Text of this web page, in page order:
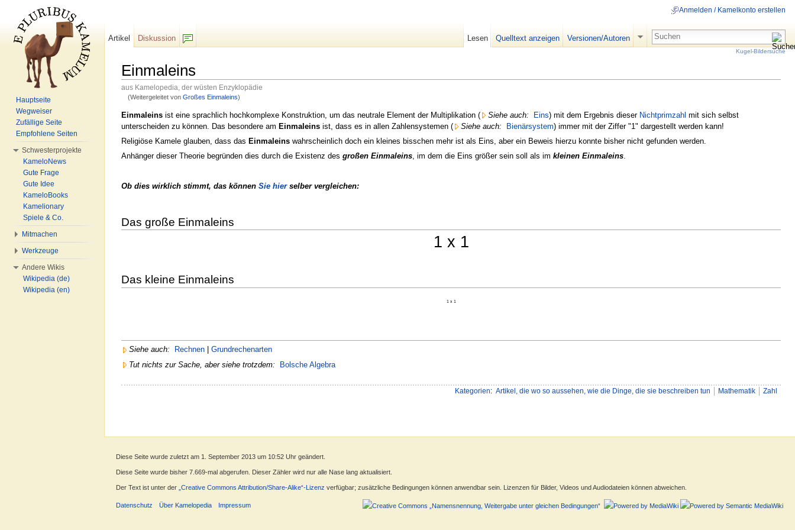
Einmaleins
aus Kamelopedia, der wüsten Enzyklopädie
(Weitergeleitet von Großes Einmaleins)
Einmaleins ist eine sprachlich hochkomplexe Konstruktion, um das neutrale Element der Multiplikation ( Siehe auch: Eins) mit dem Ergebnis dieser Nichtprimzahl mit sich selbst
unterscheiden zu können. Das besondere am Einmaleins ist, dass es in allen Zahlensystemen ( Siehe auch: Bienärsystem) immer mit der Ziffer "1" dargestellt werden kann!
Religiöse Kamele glauben, dass das Einmaleins wahrscheinlich doch ein kleines bisschen mehr ist als Eins, aber ein Beweis hierzu konnte bisher nicht gefunden werden.
Anhänger dieser Theorie begründen dies durch die Existenz des großen Einmaleins, im dem die Eins größer sein soll als im kleinen Einmaleins.
Ob dies wirklich stimmt, das können Sie hierselber vergleichen:
Das große Einmaleins
1 x 1
Das kleine Einmaleins
1 x 1
Siehe auch: Rechnen
Grundrechenarten
Tut nichts zur Sache, aber siehe trotzdem:
Bolsche Algebra
Kategorien: Artikel, die wo so aussehen, wie die Dinge, die sie beschreiben tun Mathematik Zahl
Anmelden / Kamelkonto erstellen
Artikel
Diskussion
Lesen Quelltext anzeigen Versionen/Autoren
Kugel-Bildersuche
Hauptseite
Wegweiser
Zufällige Seite
Empfohlene Seiten
Schwesterprojekte
KameloNews
Gute Frage
Gute Idee
KameloBooks
Kamelionary
Spiele & Co.
Mitmachen
Werkzeuge
Andere Wikis
Wikipedia (de)
Wikipedia (en)
Diese Seite wurde zuletzt am 1. September 2013 um 10:52 Uhr geändert.
Diese Seite wurde bisher 7.669-mal abgerufen. Dieser Zähler wird nur alle Nase lang aktualisiert.
Der Text ist unter der „Creative Commons Attribution/Share-Alike“-Lizenz verfügbar; zusätzliche Bedingungen können anwendbar sein. Lizenzen für Bilder, Videos und Audiodateien können abweichen.
Datenschutz Über Kamelopedia Impressum